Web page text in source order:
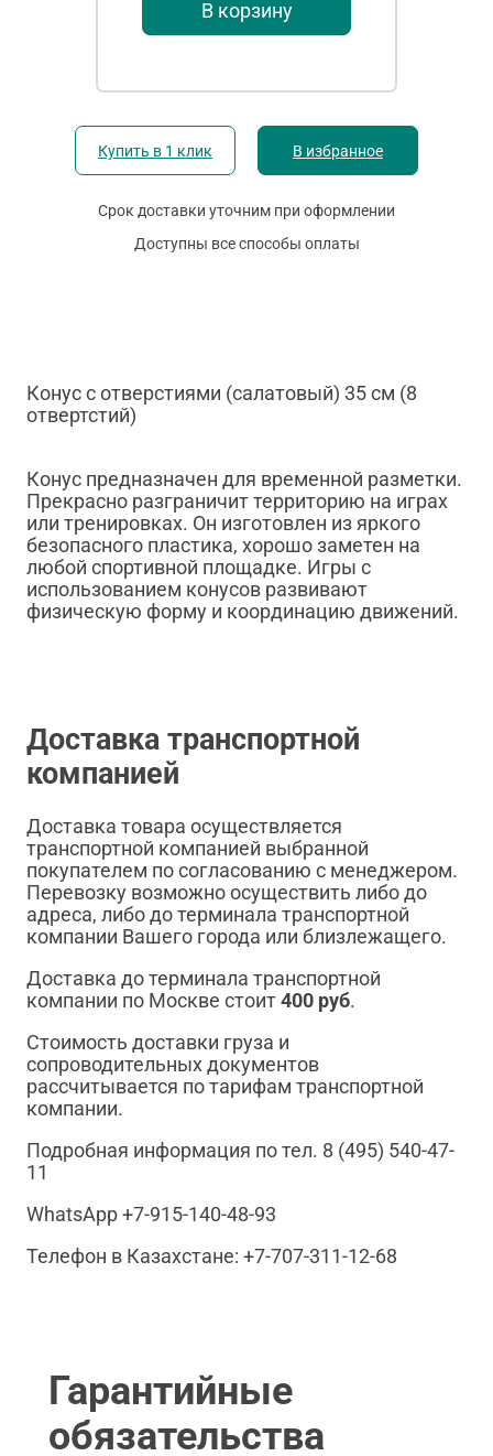
В корзину
Купить в 1 клик В избранное
Срок доставки уточним при оформлении
Доступны все способы оплаты
Конус с отверстиями (салатовый) 35 см (8
отвертстий)
Конус предназначен для временной разметки.
Прекрасно разграничит территорию на играх
или тренировках. Он изготовлен из яркого
безопасного пластика, хорошо заметен на
любой спортивной площадке. Игры с
использованием конусов развивают
физическую форму и координацию движений.
Доставка транспортной
компанией
Доставка товара осуществляется
транспортной компанией выбранной
покупателем по согласованию с менеджером.
Перевозку возможно осуществить либо до
адреса, либо до терминала транспортной
компании Вашего города или близлежащего.
Доставка до терминала транспортной
компании по Москве стоит400 руб.
Стоимость доставки груза и
сопроводительных документов
рассчитывается по тарифам транспортной
компании.
Подробная информация по тел. 8 (495) 540-47-
11
WhatsApp +7-915-140-48-93
Телефон в Казахстане: +7-707-311-12-68
Гарантийные
обязательства